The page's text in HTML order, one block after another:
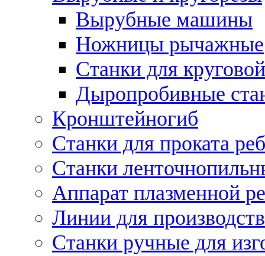
Вырубные машины
Ножницы рычажные
Станки для
Дыропробивные
Кронштейногиб
Станки для проката
Станки
Аппарат плазменной
Линии для
Станки ручные для